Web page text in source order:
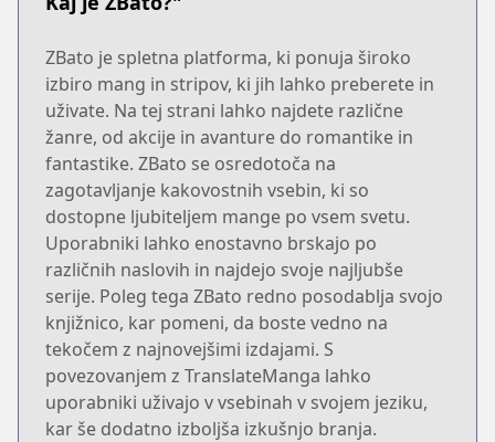
ZBato je spletna platforma, ki ponuja široko
izbiro mang in stripov, ki jih lahko preberete in
uživate. Na tej strani lahko najdete različne
žanre, od akcije in avanture do romantike in
fantastike. ZBato se osredotoča na
zagotavljanje kakovostnih vsebin, ki so
dostopne ljubiteljem mange po vsem svetu.
Uporabniki lahko enostavno brskajo po
različnih naslovih in najdejo svoje najljubše
serije. Poleg tega ZBato redno posodablja svojo
knjižnico, kar pomeni, da boste vedno na
tekočem z najnovejšimi izdajami. S
povezovanjem z TranslateManga lahko
uporabniki uživajo v vsebinah v svojem jeziku,
kar še dodatno izboljša izkušnjo branja.